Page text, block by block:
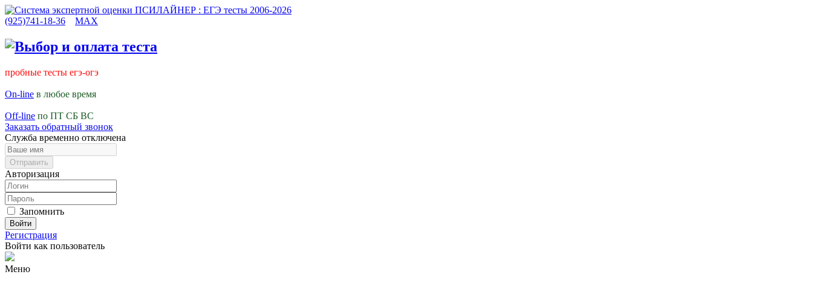
(925)741-18-36 MAX
пробные тесты егэ-огэ
On-line в любое время
Off-line по ПТ СБ ВС
Заказать обратный звонок
Служба временно отключена
Авторизация
Запомнить
Войти
Регистрация
Войти как пользователь
Меню